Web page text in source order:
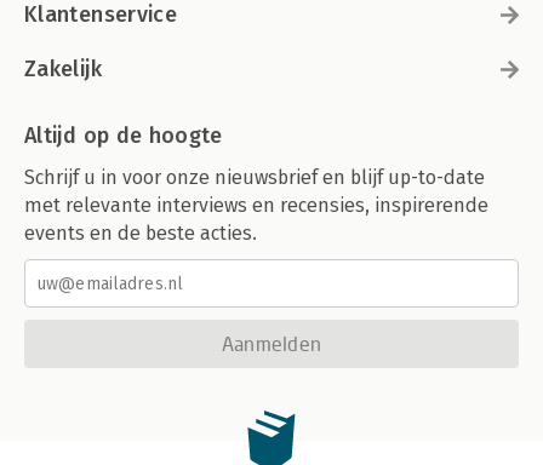
Klantenservice
Zakelijk
Altijd op de hoogte
Schrijf u in voor onze nieuwsbrief en blijf up-to-date
met relevante interviews en recensies, inspirerende
events en de beste acties.
Aanmelden